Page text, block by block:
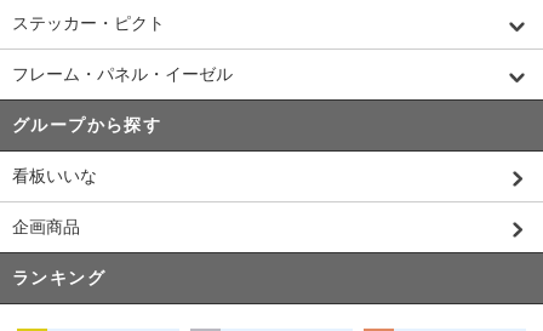
ステッカー・ピクト
フレーム・パネル・イーゼル
グループから探す
看板いいな
企画商品
ランキング